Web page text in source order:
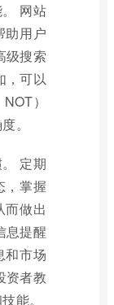
网站
助用户
级搜索
，可以
）
。
定期
，掌握
而做出
息提醒
和市场
资者教
能。